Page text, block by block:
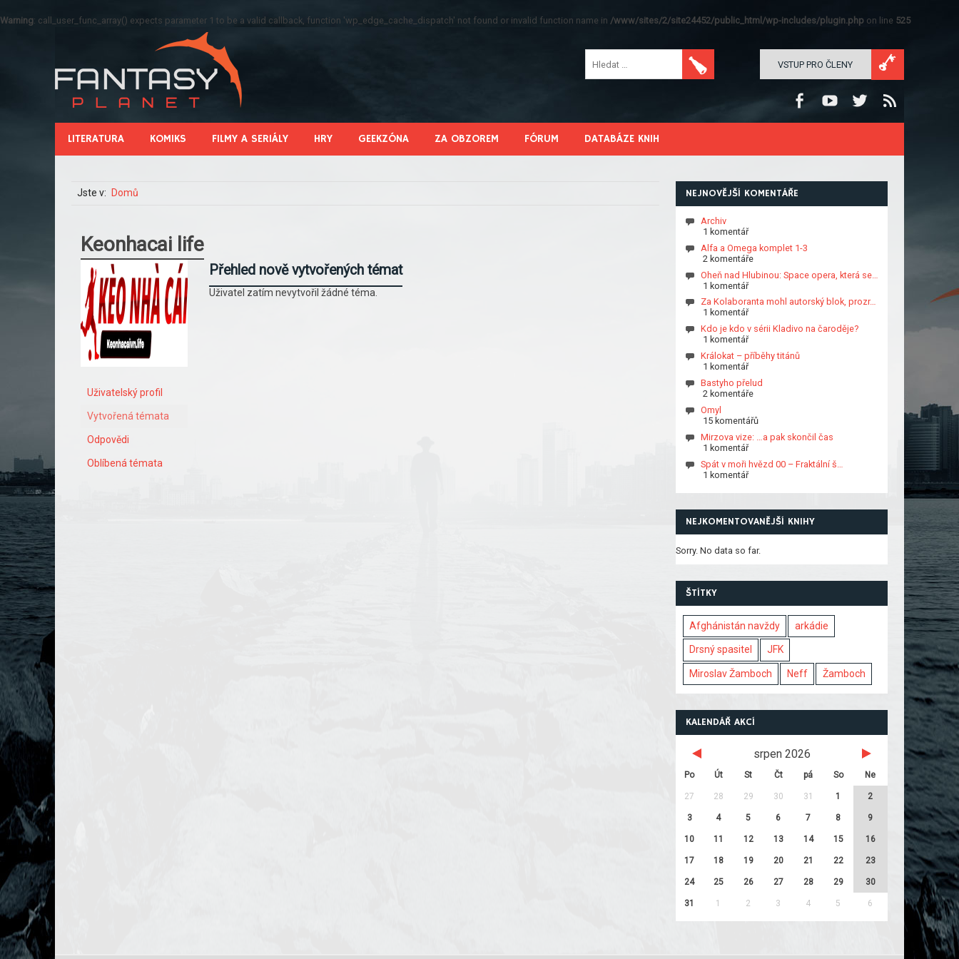
Warning: call_user_func_array() expects parameter 1 to be a valid callback, function 'wp_edge_cache_dispatch' not found or invalid function name in /www/sites/2/site24452/public_html/wp-includes/plugin.php on line 525
VSTUP PRO ČLENY
LITERATURA KOMIKS FILMY A SERIÁLY HRY GEEKZÓNA ZA OBZOREM FÓRUM DATABÁZE KNIH
Jste v: Domů
Keonhacai life
Uživatelský profil
Vytvořená témata
Odpovědi
Oblíbená témata
Přehled nově vytvořených témat
Uživatel zatím nevytvořil žádné téma.
NEJNOVĚJŠÍ KOMENTÁŘE
Archiv
1 komentář
Alfa a Omega komplet 1-3
2 komentáře
Oheň nad Hlubinou: Space opera, která se…
1 komentář
Za Kolaboranta mohl autorský blok, prozr…
1 komentář
Kdo je kdo v sérii Kladivo na čaroděje?
1 komentář
Králokat – příběhy titánů
1 komentář
Bastyho přelud
2 komentáře
Omyl
15 komentářů
Mirzova vize: …a pak skončil čas
1 komentář
Spát v moři hvězd 00 – Fraktální š…
1 komentář
NEJKOMENTOVANĚJŠÍ KNIHY
Sorry. No data so far.
ŠTÍTKY
Afghánistán navždy arkádie
Drsný spasitel JFK
Miroslav Žamboch Neff Žamboch
KALENDÁŘ AKCÍ
srpen 2026
Po Út St Čt pá So Ne
27 28 29 30 31 1 2
3 4 5 6 7 8 9
10 11 12 13 14 15 16
17 18 19 20 21 22 23
24 25 26 27 28 29 30
31 1 2 3 4 5 6